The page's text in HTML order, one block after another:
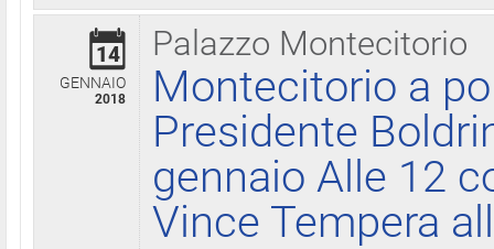
Palazzo Montecitorio
14
GENNAIO
2018
Montecitorio a
Presidente
gennaio Alle 12
Vince Tempera